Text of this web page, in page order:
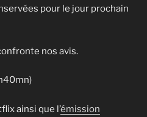
pour le jour prochain
nos avis.
ainsi que l’émission